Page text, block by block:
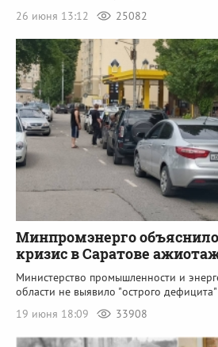
26 июня 13:12
25082
Минпромэнерго
кризис в Саратове
Министерство промышленности и
области не выявило "острого дефицита"
19 июня 18:09
33908